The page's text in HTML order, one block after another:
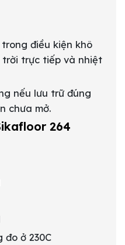
điều kiện khô
trực tiếp và nhiệt
nếu lưu trữ đúng
chưa mở.
264
ở 23­­­­­­­­­­­­­­­­­­­­­­­­­­0C